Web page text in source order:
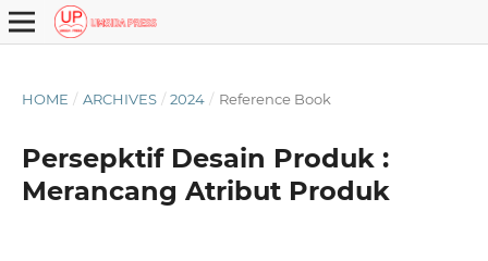
HOME / ARCHIVES / 2024 / Reference Book
Persepktif Desain Produk :
Merancang Atribut Produk